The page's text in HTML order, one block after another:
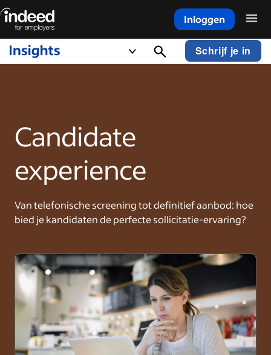
Inloggen
Begin van hoofdinhoud Schrijf je in
Candidate
experience
Van telefonische screening tot definitief aanbod: hoe
bied je kandidaten de perfecte sollicitatie-ervaring?